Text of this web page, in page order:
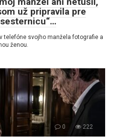
už pripravila pre
telefóne svojho manžela fotografie a
ženou.
0 222